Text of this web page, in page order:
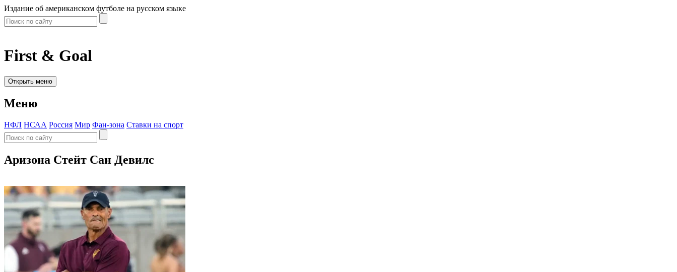
Издание об американском футболе на русском языке
First & Goal
Открыть меню
Меню
НФЛ НСАА Россия Мир Фан-зона Ставки на спорт
Аризона Стейт Сан Девилс